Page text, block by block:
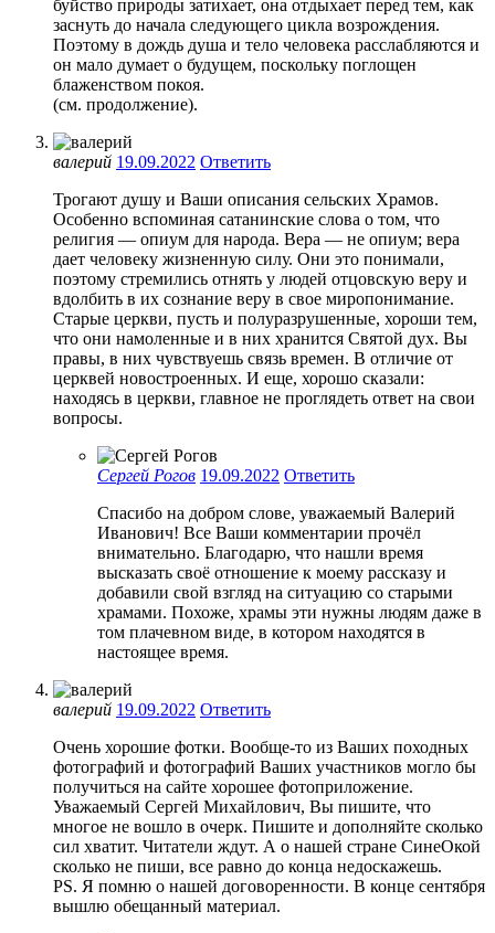
буйство природы затихает, она отдыхает перед тем, как
заснуть до начала следующего цикла возрождения.
Поэтому в дождь душа и тело человека расслабляются и
он мало думает о будущем, поскольку поглощен
блаженством покоя.
(см. продолжение).
валерий 19.09.2022 Ответить
Трогают душу и Ваши описания сельских Храмов.
Особенно вспоминая сатанинские слова о том, что
религия — опиум для народа. Вера — не опиум; вера
дает человеку жизненную силу. Они это понимали,
поэтому стремились отнять у людей отцовскую веру и
вдолбить в их сознание веру в свое миропонимание.
Старые церкви, пусть и полуразрушенные, хороши тем,
что они намоленные и в них хранится Святой дух. Вы
правы, в них чувствуешь связь времен. В отличие от
церквей новостроенных. И еще, хорошо сказали:
находясь в церкви, главное не проглядеть ответ на свои
вопросы.
Сергей Рогов 19.09.2022 Ответить
Спасибо на добром слове, уважаемый Валерий
Иванович! Все Ваши комментарии прочёл
внимательно. Благодарю, что нашли время
высказать своё отношение к моему рассказу и
добавили свой взгляд на ситуацию со старыми
храмами. Похоже, храмы эти нужны людям даже в
том плачевном виде, в котором находятся в
настоящее время.
валерий 19.09.2022 Ответить
Очень хорошие фотки. Вообще-то из Ваших походных
фотографий и фотографий Ваших участников могло бы
получиться на сайте хорошее фотоприложение.
Уважаемый Сергей Михайлович, Вы пишите, что
многое не вошло в очерк. Пишите и дополняйте сколько
сил хватит. Читатели ждут. А о нашей стране СинеОкой
сколько не пиши, все равно до конца недоскажешь.
PS. Я помню о нашей договоренности. В конце сентября
вышлю обещанный материал.